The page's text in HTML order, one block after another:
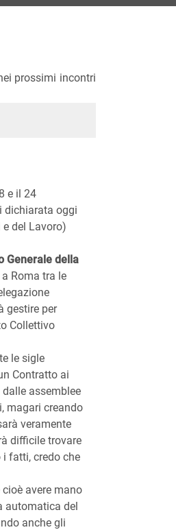
prossimi incontri
e il 24
dichiarata oggi
del Lavoro)
Generale della
Roma tra le
gestire per
Collettivo
le sigle
Contratto ai
assemblee
magari creando
veramente
difficile trovare
i fatti, credo che
avere mano
automatica del
anche gli